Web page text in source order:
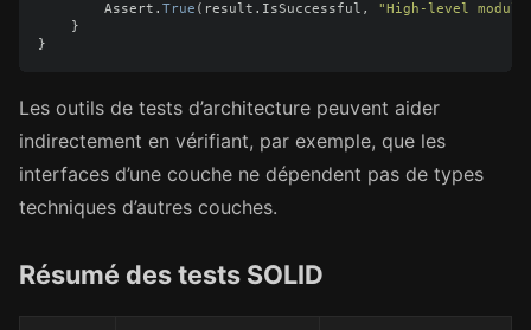
Assert . True ( result . IsSuccessful ,
"High-level
}
}
Les outils de tests d’architecture peuvent aider
indirectement en vérifiant, par exemple, que les
interfaces d’une couche ne dépendent pas de types
techniques d’autres couches.
Résumé des tests SOLID